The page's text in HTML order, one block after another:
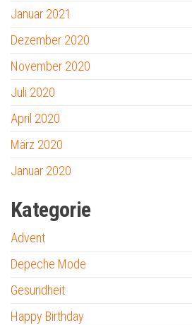
Januar 2021
Dezember 2020
November 2020
Juli 2020
April 2020
März 2020
Januar 2020
Kategorie
Advent
Depeche Mode
Gesundheit
Happy Birthday